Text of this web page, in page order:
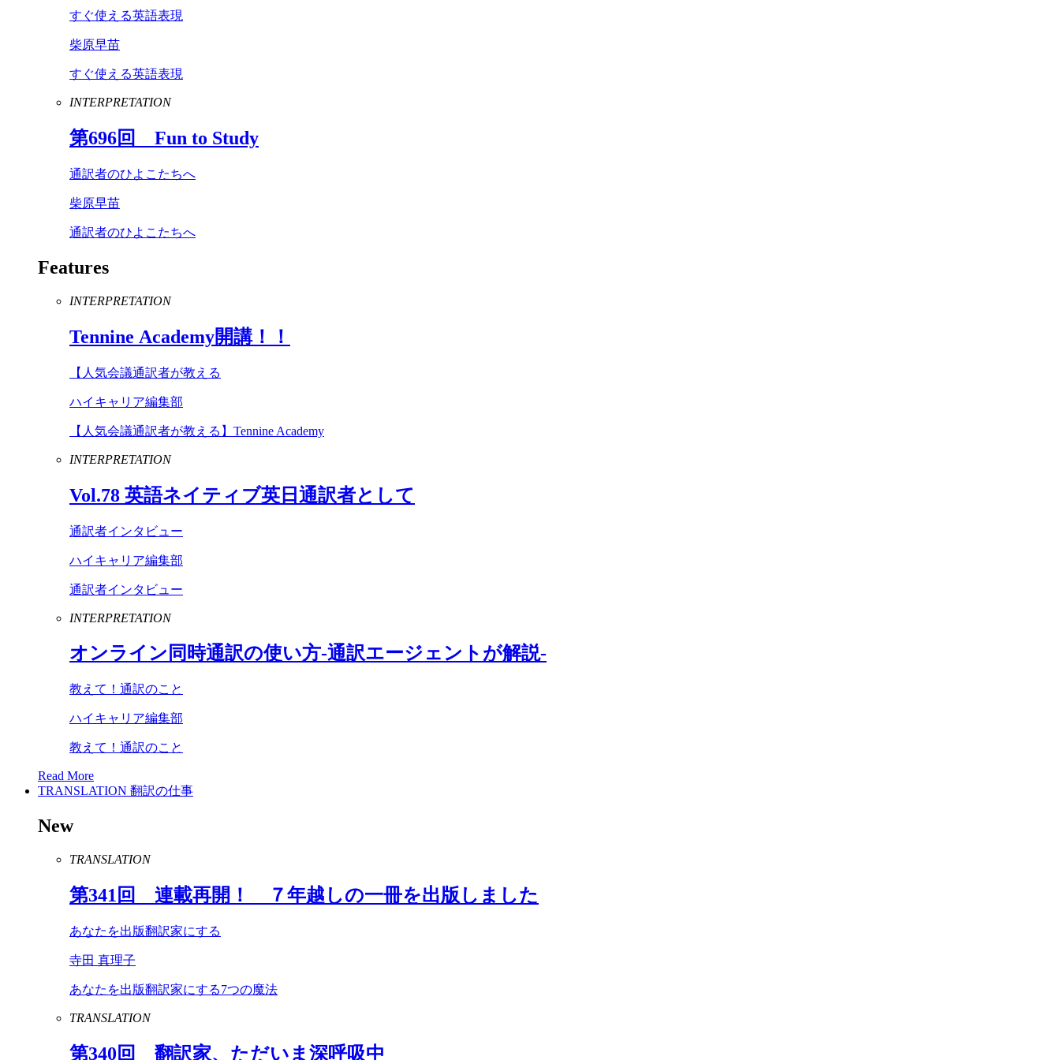
すぐ使える英語表現
柴原早苗
すぐ使える英語表現
INTERPRETATION
第696回 Fun to Study
通訳者のひよこたちへ
柴原早苗
通訳者のひよこたちへ
Features
INTERPRETATION
Tennine Academy開講！！
【人気会議通訳者が教える
ハイキャリア編集部
【人気会議通訳者が教える】Tennine Academy
INTERPRETATION
Vol.78 英語ネイティブ英日通訳者として
通訳者インタビュー
ハイキャリア編集部
通訳者インタビュー
INTERPRETATION
オンライン同時通訳の使い方-通訳エージェントが解説-
教えて！通訳のこと
ハイキャリア編集部
教えて！通訳のこと
Read More
TRANSLATION 翻訳の仕事
New
TRANSLATION
第341 回 連載再開！ ７年越しの一冊を出版しました
あなたを出版翻訳家にする
寺田 真理子
あなたを出版翻訳家にする7つの魔法
TRANSLATION
第340回 翻訳家、ただいま深呼吸中